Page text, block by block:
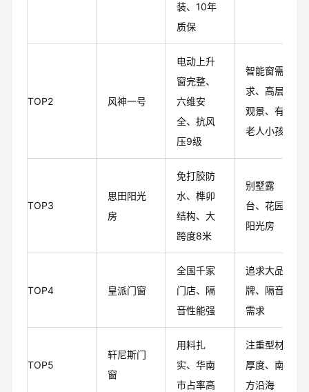
装、10年
质保
TOP2 风神一号
电动上升
窗完整、
六维安
全、抗风
压9级
智能窗需
求、高层
观景、有
老人小孩
TOP3
思田阳光
房
免打胶防
水、榫卯
结构、大
跨度8米
别墅露
台、花园
阳光房
TOP4 皇派门窗
全国千家
门店、隔
音性能强
追求大品
牌、隔音
需求
TOP5
轩尼斯门
窗
用料扎
实、华南
市占率高
注重型材
厚度、南
方沿海